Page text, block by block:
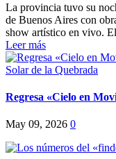
La provincia tuvo su
de Buenos Aires con
show artístico en vivo.
Leer más
Regresa «Cielo en
May 09, 2026 0